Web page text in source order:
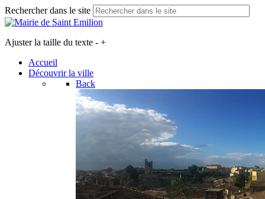
Rechercher dans le site
Ajuster la taille du texte - +
Accueil
Découvrir la ville
Back